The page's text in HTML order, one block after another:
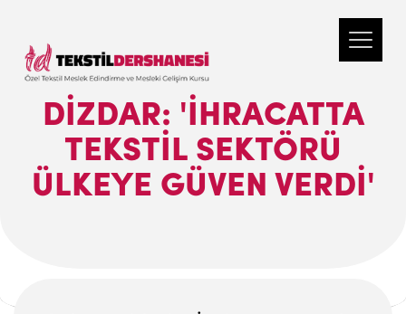
DIZDAR: 'İHRACATTA
TEKSTIL SEKTÖRÜ
ÜLKEYE GÜVEN VERDI'